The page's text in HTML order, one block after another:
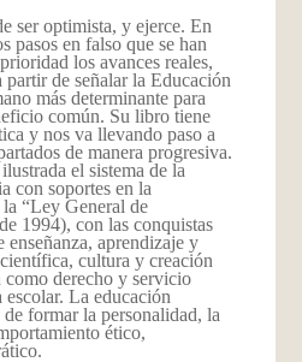
ser optimista, y ejerce. En
pasos en falso que se han
los avances reales,
partir de señalar la Educación
más determinante para
común. Su libro tiene
y nos va llevando paso a
de manera progresiva.
el sistema de la
con soportes en la
“Ley General de
1994), con las conquistas
enseñanza, aprendizaje y
cultura y creación
derecho y servicio
La educación
formar la personalidad, la
ético,